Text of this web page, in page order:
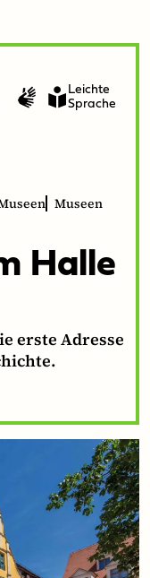
Gebärdenvideo
Leichte
Sprache
Museen
Halle
erste Adresse